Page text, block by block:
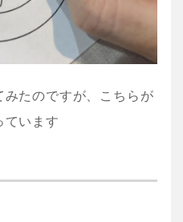
たのですが、こちらが
ています